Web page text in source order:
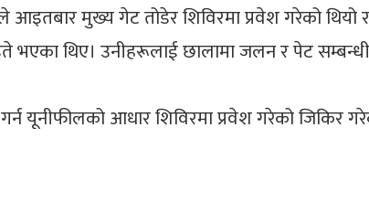
मुख्य गेट तोडेर शिविरमा प्रवेश गरेको थियो
भएका थिए। उनीहरूलाई छालामा जलन र पेट
आधार शिविरमा प्रवेश गरेको जिकिर गरेको